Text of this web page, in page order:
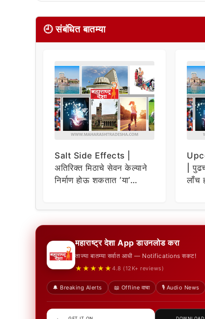
🕘 संबंधित बातम्या
Salt Side Effects |
अतिरिक्त मिठाचे सेवन केल्याने
निर्माण होऊ शकतात ‘या’
|
लाँच
महाराष्ट्र देशा App डाउनलोड करा
ताज्या बातम्या सर्वात आधी — Notifications सकट!
★★★★★ 4.8 (12K+ reviews)
🔔 Breaking Alerts 📖 Offline वाचा 🎙️ Audio News